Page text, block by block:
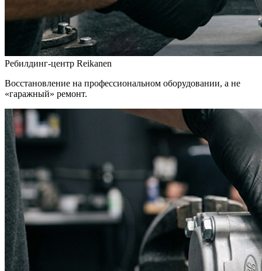
Ребилдинг-центр Reikanen
Восстановление на профессиональном оборудовании, а не
«гаражный» ремонт.